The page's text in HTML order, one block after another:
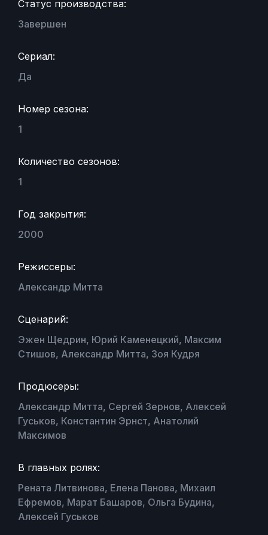
Статус производства:
Завершен
Сериал:
Да
Номер сезона:
1
Количество сезонов:
1
Год закрытия:
2000
Режиссеры:
Александр Митта
Сценарий:
Эжен Щедрин, Юрий Каменецкий, Максим
Стишов, Александр Митта, Зоя Кудря
Продюсеры:
Александр Митта, Сергей Зернов, Алексей
Гуськов, Константин Эрнст, Анатолий
Максимов
В главных ролях:
Рената Литвинова, Елена Панова, Михаил
Ефремов, Марат Башаров, Ольга Будина,
Алексей Гуськов